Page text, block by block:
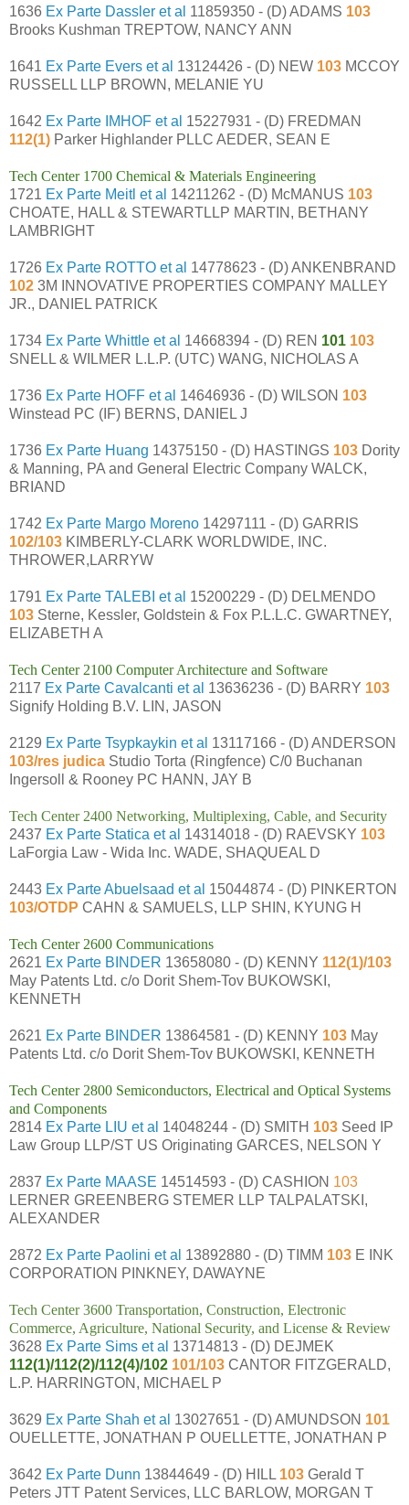
1636 Ex Parte Dassler et al 11859350 - (D) ADAMS 103
Brooks Kushman TREPTOW, NANCY ANN
1641 Ex Parte Evers et al 13124426 - (D) NEW 103 MCCOY
RUSSELL LLP BROWN, MELANIE YU
1642 Ex Parte IMHOF et al 15227931 - (D) FREDMAN
112(1) Parker Highlander PLLC AEDER, SEAN E
Tech Center 1700 Chemical & Materials Engineering
1721 Ex Parte Meitl et al 14211262 - (D) McMANUS 103
CHOATE, HALL & STEWARTLLP MARTIN, BETHANY
LAMBRIGHT
1726 Ex Parte ROTTO et al 14778623 - (D) ANKENBRAND
102 3M INNOVATIVE PROPERTIES COMPANY MALLEY
JR., DANIEL PATRICK
1734 Ex Parte Whittle et al 14668394 - (D) REN 101 103
SNELL & WILMER L.L.P. (UTC) WANG, NICHOLAS A
1736 Ex Parte HOFF et al 14646936 - (D) WILSON 103
Winstead PC (IF) BERNS, DANIEL J
1736 Ex Parte Huang 14375150 - (D) HASTINGS 103 Dority
& Manning, PA and General Electric Company WALCK,
BRIAND
1742 Ex Parte Margo Moreno 14297111 - (D) GARRIS
102/103 KIMBERLY-CLARK WORLDWIDE, INC.
THROWER,LARRYW
1791 Ex Parte TALEBI et al 15200229 - (D) DELMENDO
103 Sterne, Kessler, Goldstein & Fox P.L.L.C. GWARTNEY,
ELIZABETH A
Tech Center 2100 Computer Architecture and Software
2117 Ex Parte Cavalcanti et al 13636236 - (D) BARRY 103
Signify Holding B.V. LIN, JASON
2129 Ex Parte Tsypkaykin et al 13117166 - (D) ANDERSON
103/res judica Studio Torta (Ringfence) C/0 Buchanan
Ingersoll & Rooney PC HANN, JAY B
Tech Center 2400 Networking, Multiplexing, Cable, and Security
2437 Ex Parte Statica et al 14314018 - (D) RAEVSKY 103
LaForgia Law - Wida Inc. WADE, SHAQUEAL D
2443 Ex Parte Abuelsaad et al 15044874 - (D) PINKERTON
103/OTDP CAHN & SAMUELS, LLP SHIN, KYUNG H
Tech Center 2600 Communications
2621 Ex Parte BINDER 13658080 - (D) KENNY 112(1)/103
May Patents Ltd. c/o Dorit Shem-Tov BUKOWSKI,
KENNETH
2621 Ex Parte BINDER 13864581 - (D) KENNY 103 May
Patents Ltd. c/o Dorit Shem-Tov BUKOWSKI, KENNETH
Tech Center 2800 Semiconductors, Electrical and Optical Systems
and Components
2814 Ex Parte LIU et al 14048244 - (D) SMITH 103 Seed IP
Law Group LLP/ST US Originating GARCES, NELSON Y
2837 Ex Parte MAASE 14514593 - (D) CASHION 103
LERNER GREENBERG STEMER LLP TALPALATSKI,
ALEXANDER
2872 Ex Parte Paolini et al 13892880 - (D) TIMM 103 E INK
CORPORATION PINKNEY, DAWAYNE
Tech Center 3600 Transportation, Construction, Electronic
Commerce, Agriculture, National Security, and License & Review
3628 Ex Parte Sims et al 13714813 - (D) DEJMEK
112(1)/112(2)/112(4)/102 101/103 CANTOR FITZGERALD,
L.P. HARRINGTON, MICHAEL P
3629 Ex Parte Shah et al 13027651 - (D) AMUNDSON 101
OUELLETTE, JONATHAN P OUELLETTE, JONATHAN P
3642 Ex Parte Dunn 13844649 - (D) HILL 103 Gerald T
Peters JTT Patent Services, LLC BARLOW, MORGAN T